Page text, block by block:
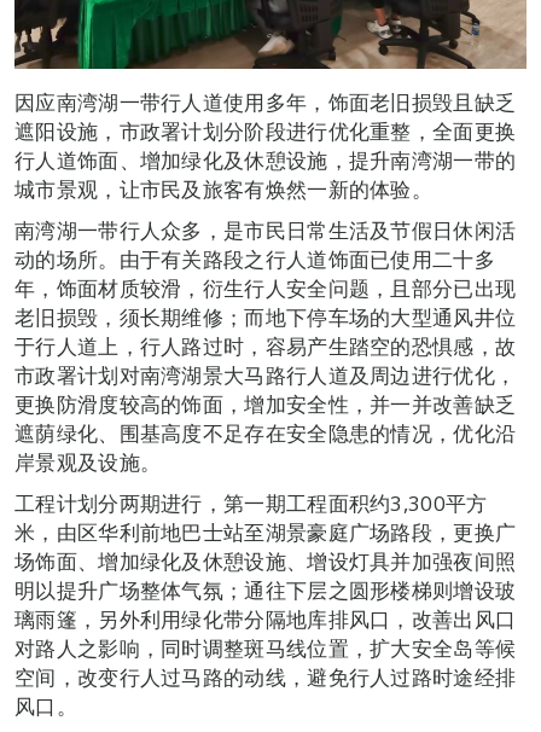
因应南湾湖一带行人道使用多年，饰面老旧损毁且缺乏
遮阳设施，市政署计划分阶段进行优化重整，全面更换
行人道饰面、增加绿化及休憩设施，提升南湾湖一带的
城市景观，让市民及旅客有焕然一新的体验。
南湾湖一带行人众多，是市民日常生活及节假日休闲活
动的场所。由于有关路段之行人道饰面已使用二十多
年，饰面材质较滑，衍生行人安全问题，且部分已出现
老旧损毁，须长期维修；而地下停车场的大型通风井位
于行人道上，行人路过时，容易产生踏空的恐惧感，故
市政署计划对南湾湖景大马路行人道及周边进行优化，
更换防滑度较高的饰面，增加安全性，并一并改善缺乏
遮荫绿化、围基高度不足存在安全隐患的情况，优化沿
岸景观及设施。
工程计划分两期进行，第一期工程面积约3,300平方
米，由区华利前地巴士站至湖景豪庭广场路段，更换广
场饰面、增加绿化及休憩设施、增设灯具并加强夜间照
明以提升广场整体气氛；通往下层之圆形楼梯则增设玻
璃雨篷，另外利用绿化带分隔地库排风口，改善出风口
对路人之影响，同时调整斑马线位置，扩大安全岛等候
空间，改变行人过马路的动线，避免行人过路时途经排
风口。